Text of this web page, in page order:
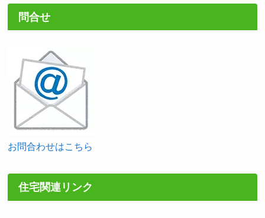
問合せ
お問合わせはこちら
住宅関連リンク